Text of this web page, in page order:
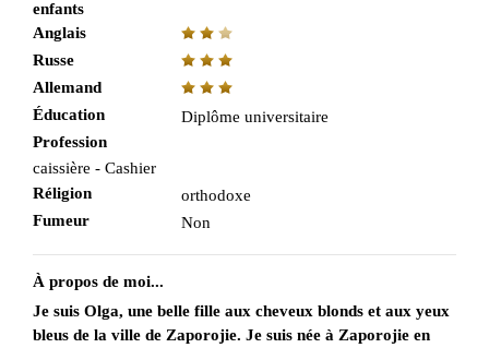
enfants
Anglais
Russe
Allemand
Éducation
Diplôme universitaire
Profession
caissière - Cashier
Réligion
orthodoxe
Fumeur
Non
À propos de moi...
Je suis Olga, une belle fille aux cheveux blonds et aux yeux
bleus de la ville de Zaporojie. Je suis née à Zaporojie en